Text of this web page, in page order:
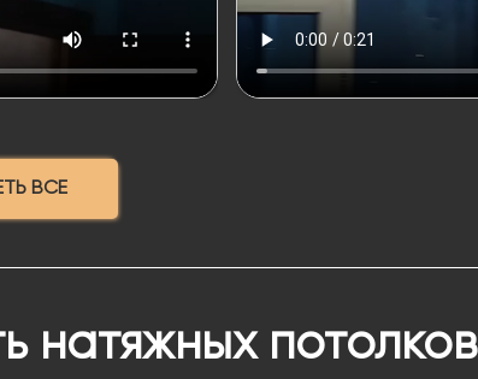
ВСЕ
натяжных потолков